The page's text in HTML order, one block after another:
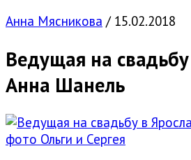
Анна Мясникова / 15.02.2018
Ведущая на
Анна Шанель